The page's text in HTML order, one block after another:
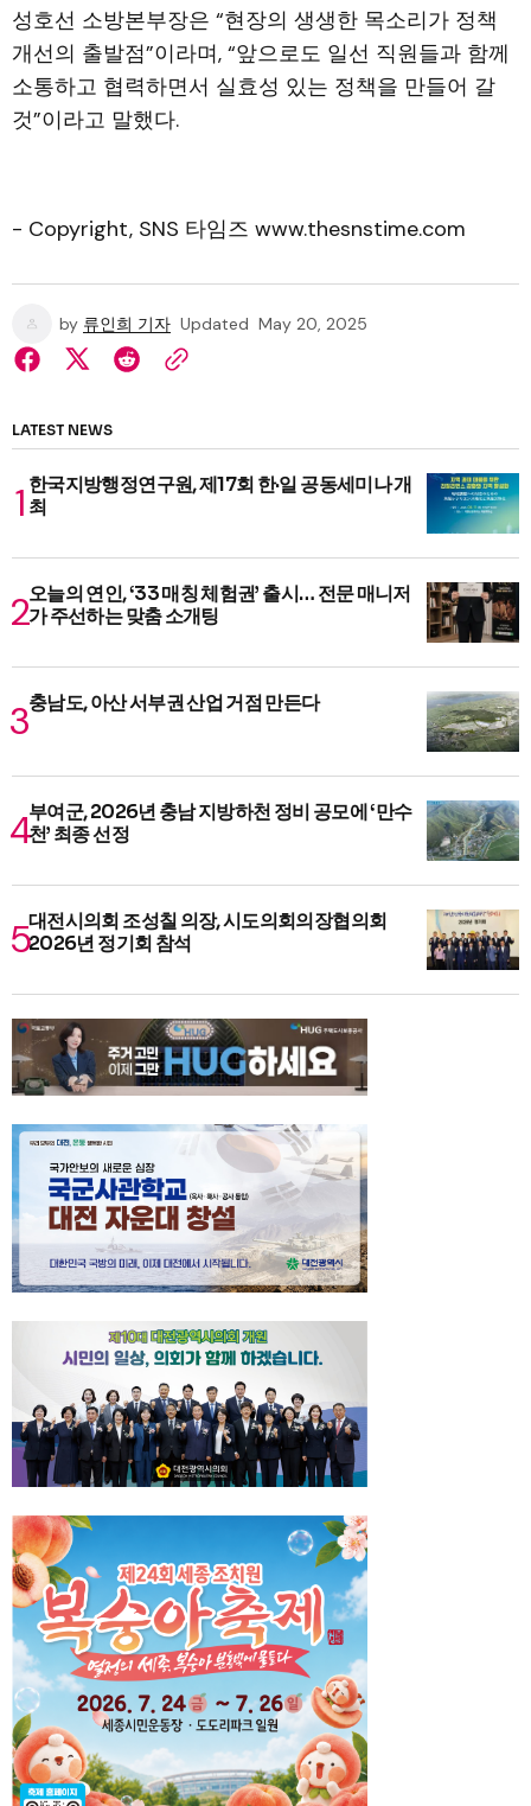
성호선 소방본부장은 “현장의 생생한 목소리가 정책
개선의 출발점”이라며, “앞으로도 일선 직원들과 함께
소통하고 협력하면서 실효성 있는 정책을 만들어 갈
것”이라고 말했다.
- Copyright, SNS 타임즈 www.thesnstime.com
by 류인희 기자 Updated May 20, 2025
LATEST NEWS
한국지방행정연구원, 제17회 한·일 공동세미나 개
최
오늘의 연인, ‘33 매칭 체험권’ 출시… 전문 매니저
가 주선하는 맞춤 소개팅
충남도, 아산 서부권 산업 거점 만든다
부여군, 2026년 충남 지방하천 정비 공모에 ‘만수
천’ 최종 선정
대전시의회 조성칠 의장, 시도의회의장협의회
2026년 정기회 참석